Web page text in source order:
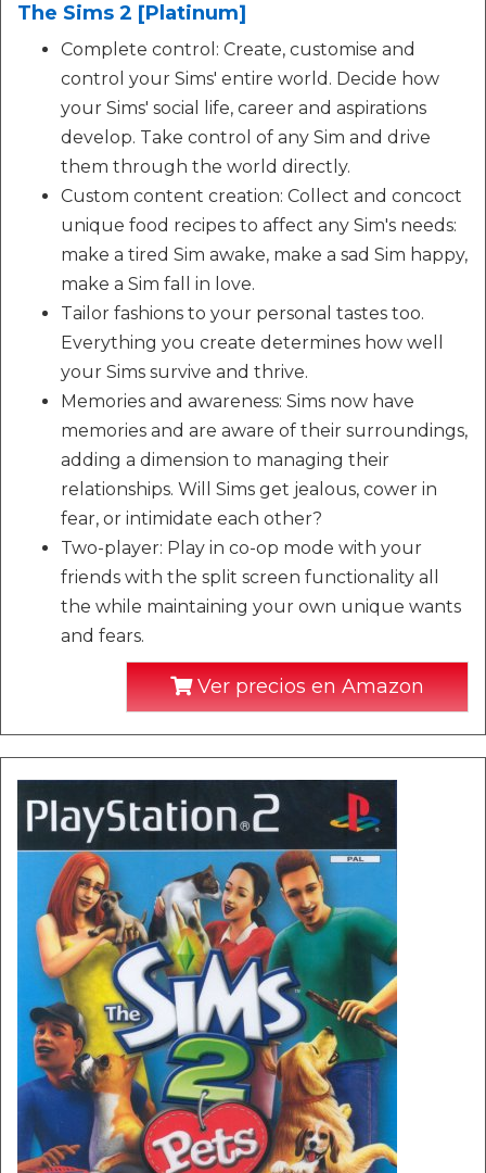
The Sims 2 [Platinum]
Complete control: Create, customise and
control your Sims' entire world. Decide how
your Sims' social life, career and aspirations
develop. Take control of any Sim and drive
them through the world directly.
Custom content creation: Collect and concoct
unique food recipes to affect any Sim's needs:
make a tired Sim awake, make a sad Sim happy,
make a Sim fall in love.
Tailor fashions to your personal tastes too.
Everything you create determines how well
your Sims survive and thrive.
Memories and awareness: Sims now have
memories and are aware of their surroundings,
adding a dimension to managing their
relationships. Will Sims get jealous, cower in
fear, or intimidate each other?
Two-player: Play in co-op mode with your
friends with the split screen functionality all
the while maintaining your own unique wants
and fears.
Ver precios en Amazon